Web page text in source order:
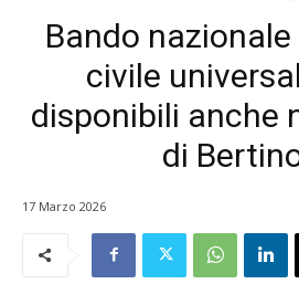
Bando
civile
disponibili anche
di
17 Marzo 2026